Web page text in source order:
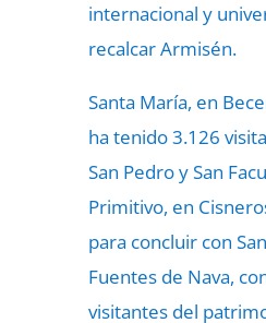
internacional y
recalcar Armisén.
Santa María, en
ha tenido 3.126
San Pedro y San
Primitivo, en
para concluir con
Fuentes de Nava,
visitantes del